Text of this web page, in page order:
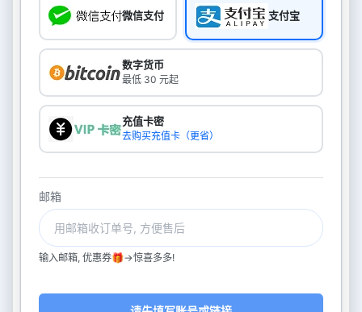
微信支付 支付宝
数字货币
最低 30 元起
充值卡密
去购买充值卡（更省）
邮箱
输入邮箱, 优惠券🎁->惊喜多多!